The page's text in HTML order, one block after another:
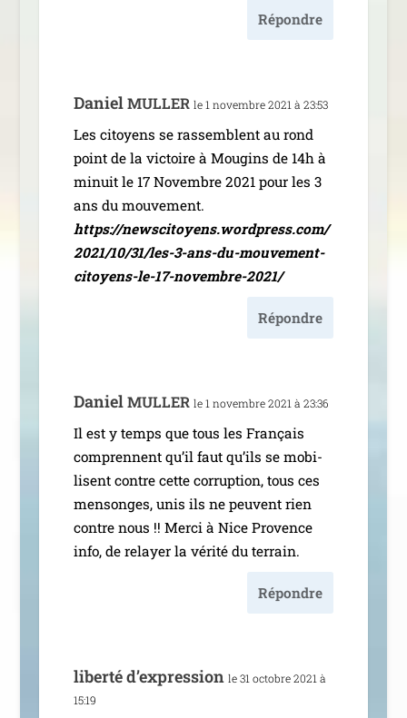
Répondre
DanielMULLER le 1 novembre 2021 à 23:53
Les citoyens se ras­semblent au rond
point de la vic­toire à Mougins de 14h à
minuit le 17 Novembre 2021 pour les 3
ans du mouvement.
https://newscitoyens.wordpress.com/
2021/10/31/les-3-ans-du-mouvement-
citoyens-le-17-novembre-2021/
Répondre
DanielMULLER le 1 novembre 2021 à 23:36
Il est y temps que tous les Français
com­prennent qu’il faut qu’ils se mobi­
lisent contre cette cor­rup­tion, tous ces
men­songes, unis ils ne peuvent rien
contre nous !! Merci à Nice Provence
info, de relayer la véri­té du terrain.
Répondre
liber­té d’expression le 31 octobre 2021 à
15:19